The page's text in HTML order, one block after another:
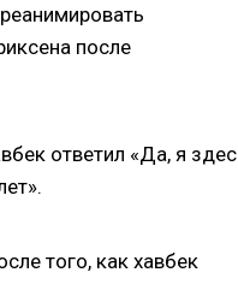
после
ответил «Да, я
того, как хавбек